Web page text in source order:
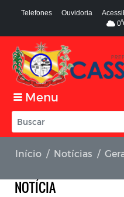
Telefones Ouvidoria
0º
Menu
Início Notícias
NOTÍCIA